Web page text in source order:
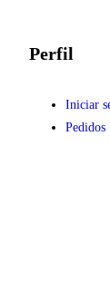
Perfil
Iniciar
Pedidos